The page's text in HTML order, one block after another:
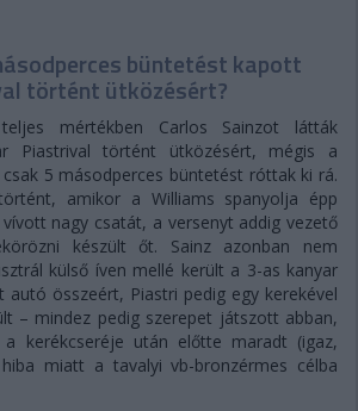
büntetést kapott
történt ütközésért?
mértékben Carlos Sainzot látták
Piastrival történt ütközésért, mégis a
5 másodperces büntetést róttak ki rá.
amikor a Williams spanyolja épp
nagy csatát, a versenyt addig vezető
készült őt. Sainz azonban nem
külső íven mellé került a 3-as kanyar
autó összeért, Piastri pedig egy kerekével
– mindez pedig szerepet játszott abban,
kerékcseréje után előtte maradt (igaz,
miatt a tavalyi vb-bronzérmes célba